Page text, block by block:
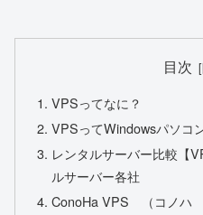
目次
VPSってなに？
VPSってWindowsパソコ
レンタルサーバー比較【
ルサーバー各社
ConoHa VPS （コノハ